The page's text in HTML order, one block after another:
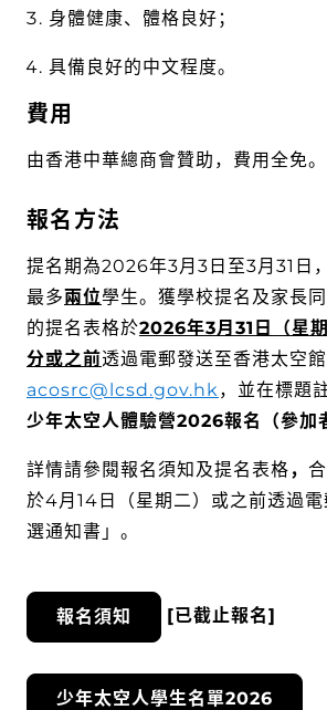
身體健康、體格良好；
具備良好的中文程度。
費用
由香港中華總商會贊助，費用全免。
報名方法
提名期為2026年3月3日至3月31日
最多兩位學生。獲學校提名及家長
的提名表格於2026年3月 31 日（星
分或之前透過電郵發送至香港太空
acosrc@lcsd.gov.hk ，並在標題
少年太空人體驗營2026報名（參加
詳情請參閱報名須知及提名表格 ，
於4月14日（星期二）或之前透過
選通知書」。
報名須知 [已截止報名]
少年太空人學生名單2026